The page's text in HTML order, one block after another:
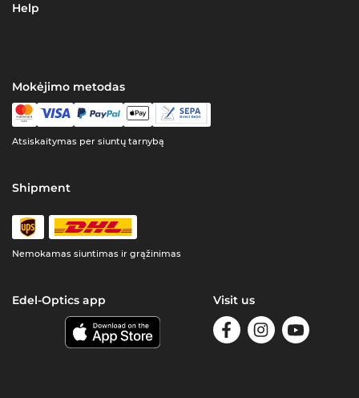
Help
Mokėjimo metodas
Atsiskaitymas per siuntų tarnybą
Shipment
Nemokamas siuntimas ir grąžinimas
Edel-Optics app Visit us